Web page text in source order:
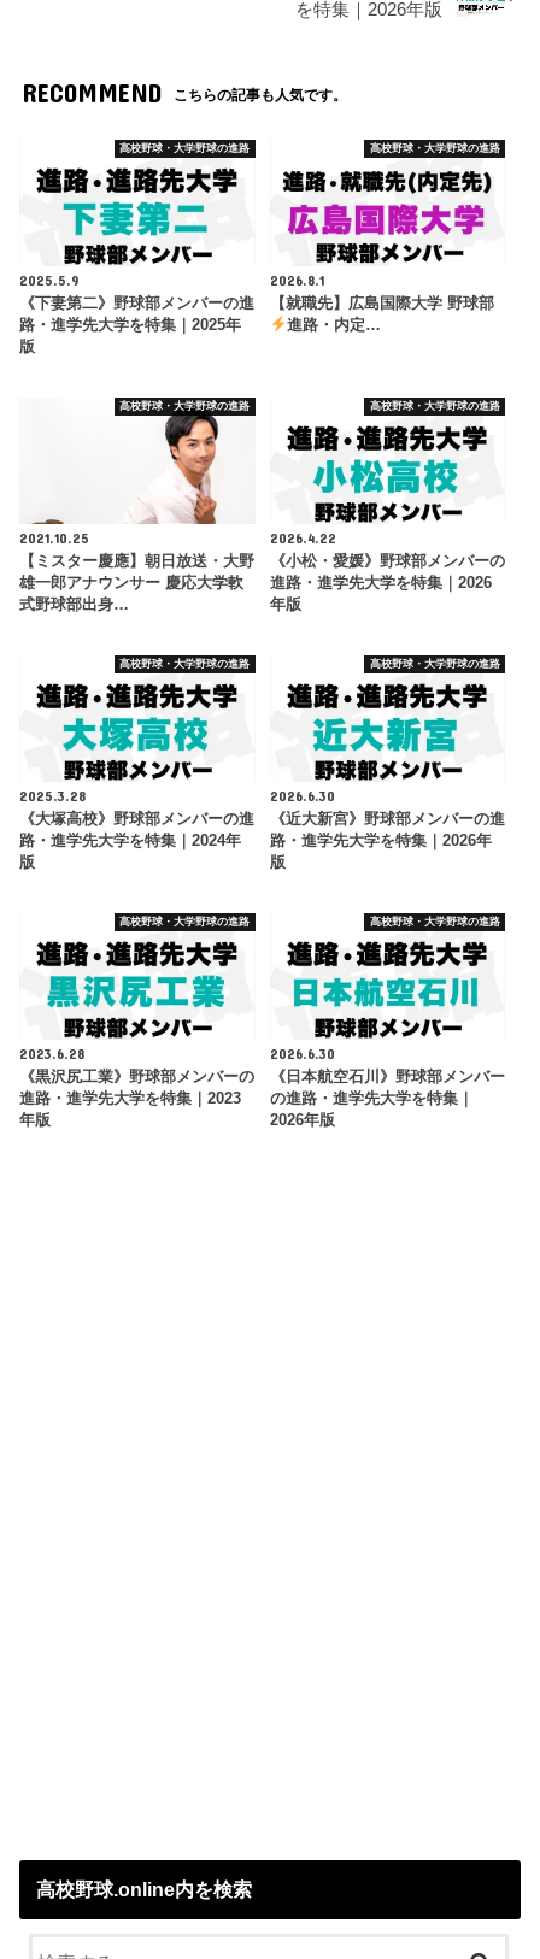
を特集｜2026年版
RECOMMEND こちらの記事も人気です。
高校野球・大学野球の進路
2025.5.9
《下妻第二》野球部メンバーの進
路・進学先大学を特集｜2025年
版
高校野球・大学野球の進路
2026.8.1
【就職先】広島国際大学 野球部
進路・内定…
高校野球・大学野球の進路
2021.10.25
【ミスター慶應】朝日放送・大野
雄一郎アナウンサー 慶応大学軟
式野球部出身…
高校野球・大学野球の進路
2026.4.22
《小松・愛媛》野球部メンバーの
進路・進学先大学を特集｜2026
年版
高校野球・大学野球の進路
2025.3.28
《大塚高校》野球部メンバーの進
路・進学先大学を特集｜2024年
版
高校野球・大学野球の進路
2026.6.30
《近大新宮》野球部メンバーの進
路・進学先大学を特集｜2026年
版
高校野球・大学野球の進路
2023.6.28
《黒沢尻工業》野球部メンバーの
進路・進学先大学を特集｜2023
年版
高校野球・大学野球の進路
2026.6.30
《日本航空石川》野球部メンバー
の進路・進学先大学を特集｜
2026年版
高校野球.online内を検索